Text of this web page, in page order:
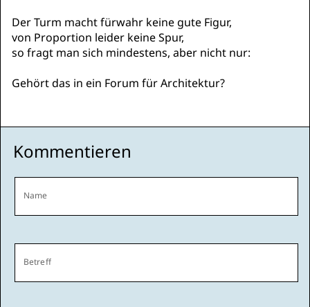
Der Turm macht fürwahr keine gute Figur,
von Proportion leider keine Spur,
so fragt man sich mindestens, aber nicht nur:
Gehört das in ein Forum für Architektur?
Kommentieren
Name
Betreff